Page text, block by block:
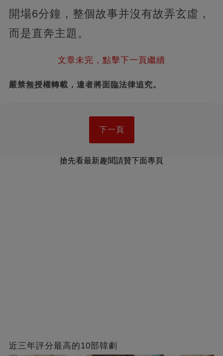
開場6分鐘，整個故事并沒有故弄玄虛，
而是直奔主題。
文章未完，點擊下一頁繼續
嚴禁無授權轉載，違者將面臨法律追究。
下一頁
搶先看最新趣聞請贊下面專頁
近三年評分最高的10部韓劇